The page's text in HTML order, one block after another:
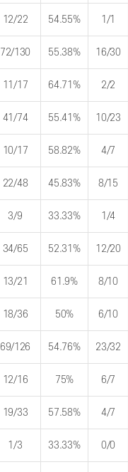
12/22 54.55% 1/1
72/130 55.38% 16/30
11/17 64.71% 2/2
41/74 55.41% 10/23
10/17 58.82% 4/7
22/48 45.83% 8/15
3/9 33.33% 1/4
34/65 52.31% 12/20
13/21 61.9% 8/10
18/36 50% 6/10
69/126 54.76% 23/32
12/16 75% 6/7
19/33 57.58% 4/7
1/3 33.33% 0/0